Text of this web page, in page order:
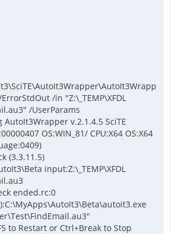
/in "Z:\_TEMP\XFDL
/UserParams
AutoIt3Wrapper v.2.1.4.5 SciTE
OS:WIN_81/ CPU:X64 OS:X64
(3.3.11.5)
input:Z:\_TEMP\XFDL
ended.rc:0
to Restart or Ctrl+Break to Stop